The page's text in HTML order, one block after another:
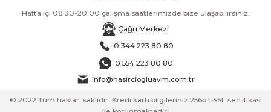
Hafta içi 08.30-20.00 çalışma saatlerimizde bize ulaşabilirsiniz.
Çağrı Merkezi
0 344 223 80 80
0 554 223 80 80
info@hasirciogluavm.com.tr
© 2022 Tüm hakları saklıdır. Kredi kartı bilgileriniz 256bit SSL sertifikası